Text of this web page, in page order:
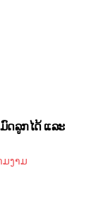
ດລູກໄດ້ ແລະ
ງາມ